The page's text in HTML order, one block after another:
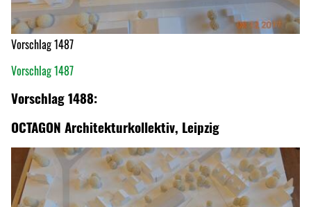
Vorschlag 1487
Vorschlag 1487
Vorschlag 1488:
OCTAGON Architekturkollektiv, Leipzig